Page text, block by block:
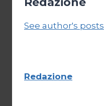
See author's posts
Redazione